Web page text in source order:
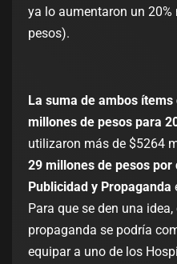
ya lo aumentaron un
pesos).
La suma de ambos
millones de pesos para
utilizaron más de $5264
29 millones de pesos por
Publicidad y Propaganda
Para que se den una
propaganda se podría
equipar a uno de los